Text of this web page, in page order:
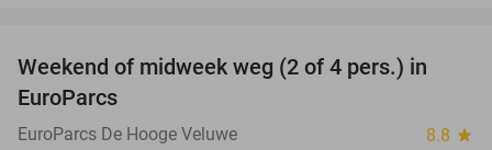
17%
Weekend of midweek weg (2 of 4 pers.) in
EuroParcs
EuroParcs De Hooge Veluwe 8.8 star